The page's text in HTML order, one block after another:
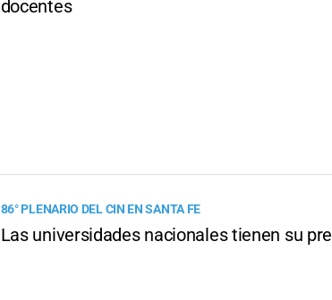
docentes
86° PLENARIO DEL CIN EN SANTA FE
Las universidades nacionales tienen su